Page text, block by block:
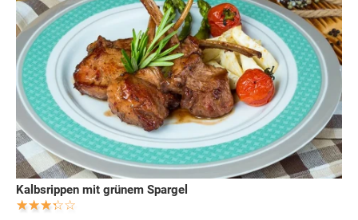
Kalbsrippen mit grünem Spargel